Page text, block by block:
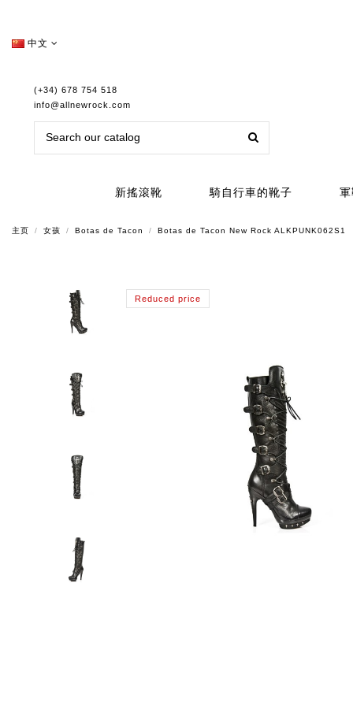
中文
(+34) 678 754 518
info@allnewrock.com
新搖滾靴 騎自行車的靴子
主页 女孩 Botas de Tacon Botas de Tacon New Rock ALKPUNK062S1
Reduced price